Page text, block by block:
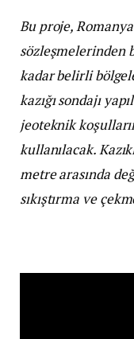
Bu proje,
sözleşmelerinden
kadar belirli
kazığı sondajı
jeoteknik
kullanılacak.
metre arasında
sıkıştırma ve